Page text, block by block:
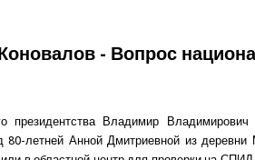
- Вопрос
президентства Владимир
80-летней Анной Дмитриевной из деревни